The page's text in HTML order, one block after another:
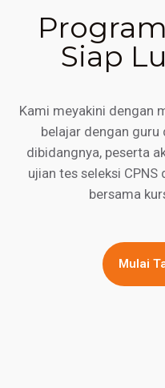
Siap
Kami meyakini dengan
belajar dengan
dibidangnya, peserta
ujian tes seleksi
bersama
Mulai